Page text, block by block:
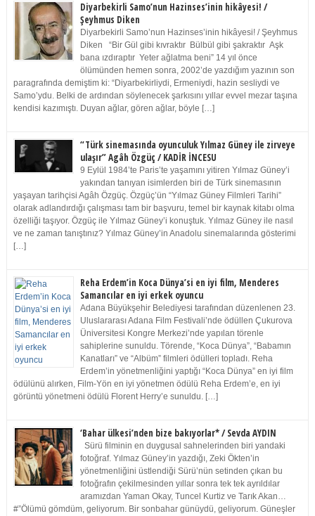
Diyarbekirli Samo’nun Hazinses’inin hikâyesi! /
Şeyhmus Diken
Diyarbekirli Samo’nun Hazinses’inin hikâyesi! / Şeyhmus
Diken “Bir Gül gibi kıvraktır Bülbül gibi şakraktır Aşk
bana ızdıraptır Yeter ağlatma beni” 14 yıl önce
ölümünden hemen sonra, 2002’de yazdığım yazının son
paragrafında demiştim ki: “Diyarbekirliydi, Ermeniydi, hazin sesliydi ve
Samo’ydu. Belki de ardından söylenecek şarkısını yıllar evvel mezar taşına
kendisi kazımıştı. Duyan ağlar, gören ağlar, böyle […]
“Türk sinemasında oyunculuk Yılmaz Güney ile zirveye
ulaşır” Agâh Özgüç / KADİR İNCESU
9 Eylül 1984’te Paris’te yaşamını yitiren Yılmaz Güney’i
yakından tanıyan isimlerden biri de Türk sinemasının
yaşayan tarihçisi Agâh Özgüç. Özgüç’ün “Yılmaz Güney Filmleri Tarihi”
olarak adlandırdığı çalışması tam bir başvuru, temel bir kaynak kitabı olma
özelliği taşıyor. Özgüç ile Yılmaz Güney’i konuştuk. Yılmaz Güney ile nasıl
ve ne zaman tanıştınız? Yılmaz Güney’in Anadolu sinemalarında gösterimi
[…]
Reha Erdem’in Koca Dünya’si en iyi film, Menderes
Samancılar en iyi erkek oyuncu
Adana Büyükşehir Belediyesi tarafından düzenlenen 23.
Uluslararası Adana Film Festivali’nde ödüllen Çukurova
Üniversitesi Kongre Merkezi’nde yapılan törenle
sahiplerine sunuldu. Törende, “Koca Dünya”, “Babamın
Kanatları” ve “Albüm” filmleri ödülleri topladı. Reha
Erdem’in yönetmenliğini yaptığı “Koca Dünya” en iyi film
ödülünü alırken, Film-Yön en iyi yönetmen ödülü Reha Erdem’e, en iyi
görüntü yönetmeni ödülü Florent Herry’e sunuldu. […]
‘Bahar ülkesi’nden bize bakıyorlar* / Sevda AYDIN
Sürü filminin en duygusal sahnelerinden biri yandaki
fotoğraf. Yılmaz Güney’in yazdığı, Zeki Ökten’in
yönetmenliğini üstlendiği Sürü’nün setinden çıkan bu
fotoğrafın çekilmesinden yıllar sonra tek tek ayrıldılar
aramızdan Yaman Okay, Tuncel Kurtiz ve Tarık Akan…
#”Ölümü gömdüm, geliyorum. Bir sonbahar günüydü, geliyorum. Güneşler